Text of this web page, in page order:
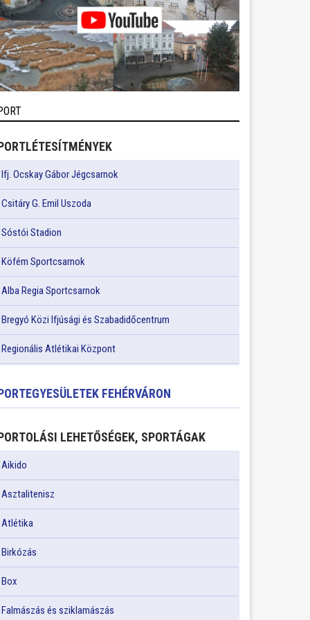
Ifj. Ocskay Gábor Jégcsarnok
Csitáry G. Emil Uszoda
Sóstói Stadion
Köfém Sportcsarnok
Alba Regia Sportcsarnok
Bregyó Közi Ifjúsági és Szabadidőcentrum
Regionális Atlétikai Központ
FEHÉRVÁRON
LEHETŐSÉGEK, SPORTÁGAK
Aikido
Asztalitenisz
Atlétika
Birkózás
Box
Falmászás és sziklamászás